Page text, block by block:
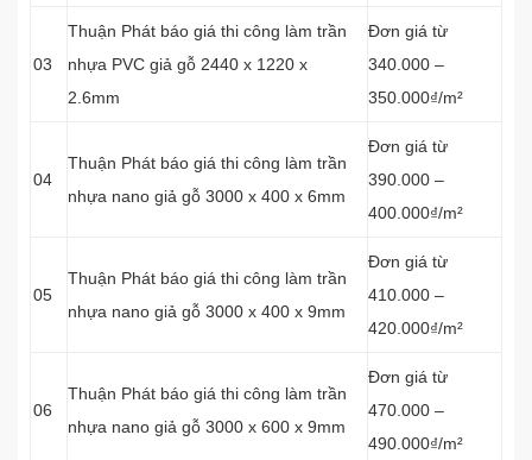
03
Thuận Phát báo giá thi công làm trần
nhựa PVC giả gỗ 2440 x 1220 x
2.6mm
Đơn giá từ
340.000 –
350.000₫/m²
04
Thuận Phát báo giá thi công làm trần
nhựa nano giả gỗ 3000 x 400 x 6mm
Đơn giá từ
390.000 –
400.000₫/m²
05
Thuận Phát báo giá thi công làm trần
nhựa nano giả gỗ 3000 x 400 x 9mm
Đơn giá từ
410.000 –
420.000₫/m²
06
Thuận Phát báo giá thi công làm trần
nhựa nano giả gỗ 3000 x 600 x 9mm
Đơn giá từ
470.000 –
490.000₫/m²